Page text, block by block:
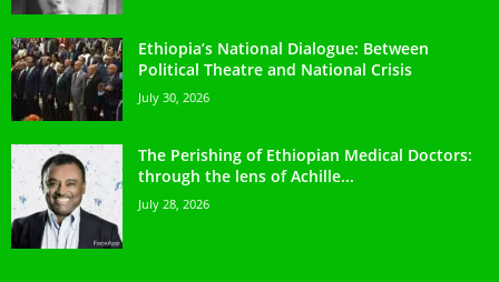
Ethiopia’s National Dialogue: Between
Political Theatre and National Crisis
July 30, 2026
The Perishing of Ethiopian Medical Doctors:
through the lens of Achille...
July 28, 2026